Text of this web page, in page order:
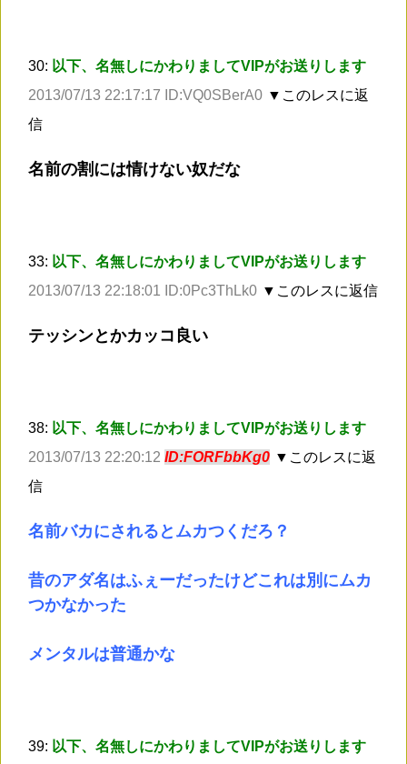
30: 以下、名無しにかわりましてVIPがお送りします
2013/07/13 22:17:17 ID:VQ0SBerA0 ▼このレスに返
信
名前の割には情けない奴だな
33: 以下、名無しにかわりましてVIPがお送りします
2013/07/13 22:18:01 ID:0Pc3ThLk0 ▼このレスに返信
テッシンとかカッコ良い
38: 以下、名無しにかわりましてVIPがお送りします
2013/07/13 22:20:12 ID:FORFbbKg0 ▼このレスに返
信
名前バカにされるとムカつくだろ？
昔のアダ名はふぇーだったけどこれは別にムカ
つかなかった
メンタルは普通かな
39: 以下、名無しにかわりましてVIPがお送りします